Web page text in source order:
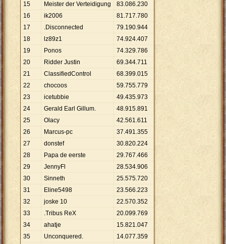
15
Meister der Verteidigung 83.086.230
16
ik2006 81.717.780
17
.Disconnected 79.190.944
18
lz89z1 74.924.407
19
Ponos 74.329.786
20
Ridder Justin 69.344.711
21
ClassifiedControl 68.399.015
22
chocoos 59.755.779
23
icetubbie 49.435.973
24
Gerald Earl Gillum. 48.915.891
25
Olacy 42.561.611
26
Marcus-pc 37.491.355
27
donstef 30.820.224
28
Papa de eerste 29.767.466
29
JennyFl 28.534.906
30
Sinneth 25.575.720
31
Eline5498 23.566.223
32
joske 10 22.570.352
33
.Tribus ReX 20.099.769
34
ahatje 15.821.047
35
Unconquered. 14.077.359